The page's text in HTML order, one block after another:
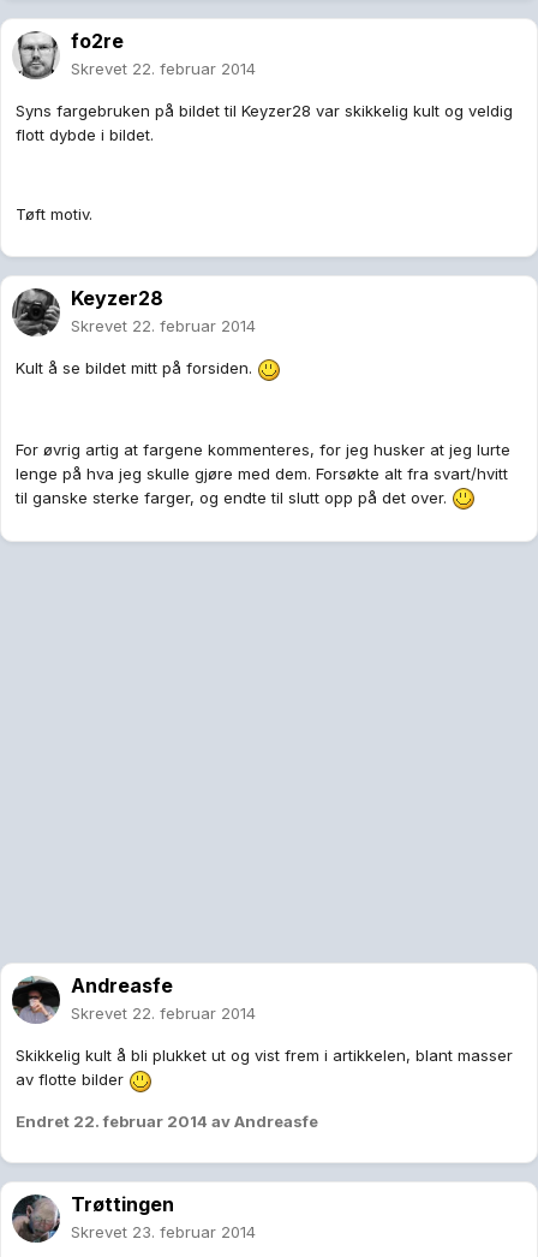
fo2re
Skrevet 22. februar 2014
Syns fargebruken på bildet til Keyzer28 var skikkelig kult og veldig
flott dybde i bildet.
Tøft motiv.
Keyzer28
Skrevet 22. februar 2014
Kult å se bildet mitt på forsiden.
For øvrig artig at fargene kommenteres, for jeg husker at jeg lurte
lenge på hva jeg skulle gjøre med dem. Forsøkte alt fra svart/hvitt
til ganske sterke farger, og endte til slutt opp på det over.
Andreasfe
Skrevet 22. februar 2014
Skikkelig kult å bli plukket ut og vist frem i artikkelen, blant masser
av flotte bilder
Endret 22. februar 2014 av Andreasfe
Trøttingen
Skrevet 23. februar 2014